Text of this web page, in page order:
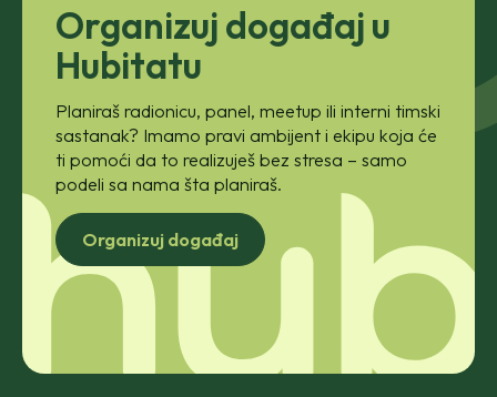
Organizuj događaj u
Hubitatu
Planiraš radionicu, panel, meetup ili interni timski
sastanak? Imamo pravi ambijent i ekipu koja će
ti pomoći da to realizuješ bez stresa – samo
podeli sa nama šta planiraš.
Organizuj događaj